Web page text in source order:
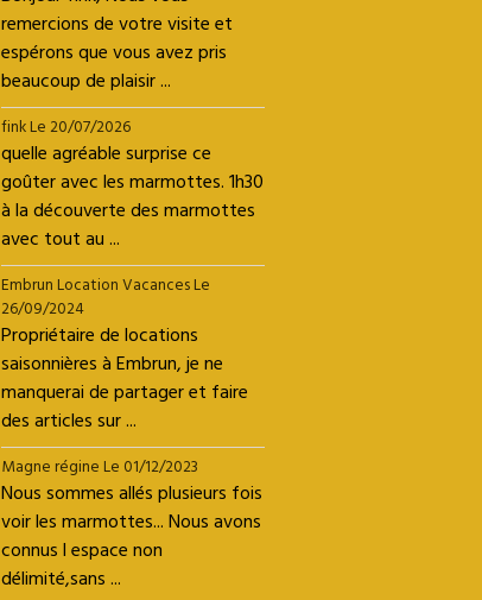
remercions de votre visite et
espérons que vous avez pris
beaucoup de plaisir ...
finkLe 20/07/2026
quelle agréable surprise ce
goûter avec les marmottes. 1h30
à la découverte des marmottes
avec tout au ...
Embrun Location VacancesLe
26/09/2024
Propriétaire de locations
saisonnières à Embrun, je ne
manquerai de partager et faire
des articles sur ...
Magne régineLe 01/12/2023
Nous sommes allés plusieurs fois
voir les marmottes... Nous avons
connus l espace non
délimité,sans ...